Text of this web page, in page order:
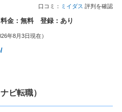
口コミ： ミイダス 評判を確認
料金：無料 登録：あり
年8月3日現在）
ビ転職）